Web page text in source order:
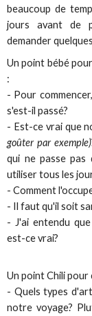
beaucoup de
jours avant de
demander
Un point bébé
:
- Pour
s'est-il passé?
- Est-ce vrai que
goûter par exemple)
qui ne passe pas
utiliser tous les
- Comment
- Il faut qu'il soit
- J'ai entendu
est-ce vrai?
Un point Chili pour
- Quels types
notre voyage?